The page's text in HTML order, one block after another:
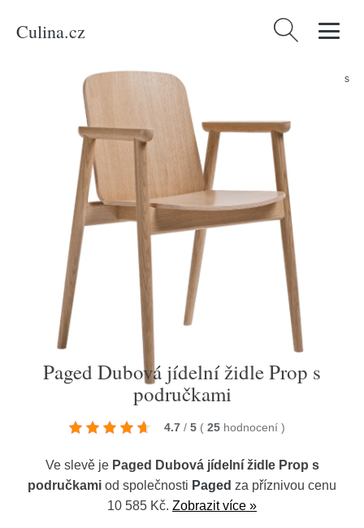
Culina.cz Vyhledávání
Produkty Bydlení a doplňky
Paged Dubová jídelní židle Prop s
područkami
Paged Dubová jídelní židle Prop s
područkami
4.7 / 5 ( 25 hodnocení )
Ve slevě je Paged Dubová jídelní židle Prop s
područkami od společnosti Paged za příznivou cenu
10 585 Kč. Zobrazit více »